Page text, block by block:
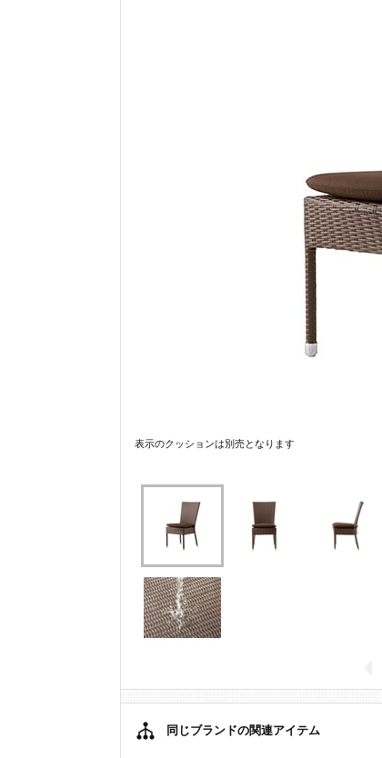
表示のクッションは別売となります
同じブランドの関連アイテム